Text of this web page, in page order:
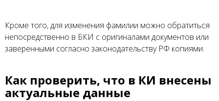
Кроме того, для изменения фамилии можно обратиться
непосредственно в БКИ с оригиналами документов или
заверенными согласно законодательству РФ копиями.
Как проверить, что в КИ внесены
актуальные данные